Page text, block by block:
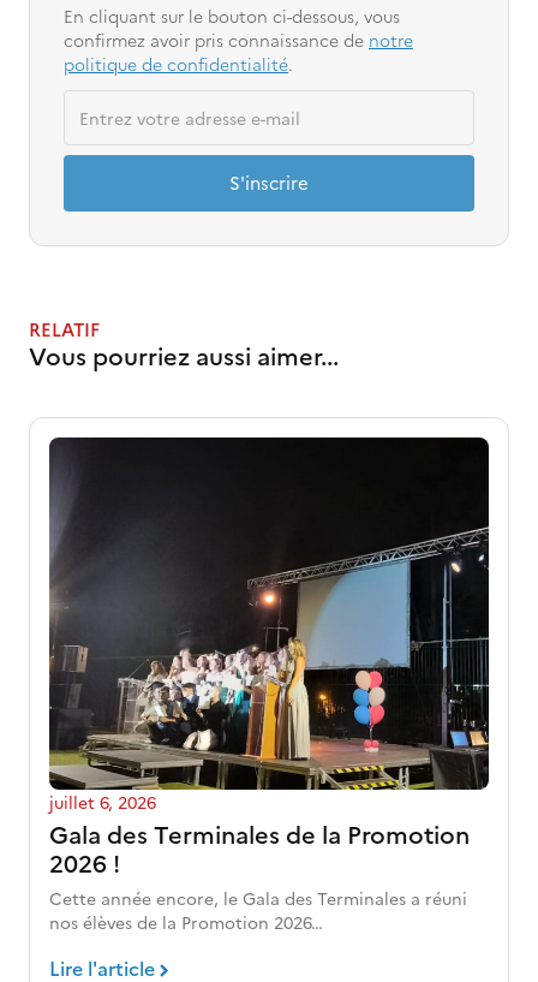
En cliquant sur le bouton ci-dessous, vous
confirmez avoir pris connaissance de notre
politique de confidentialité.
S'inscrire
RELATIF
Vous pourriez aussi aimer...
Gala des Terminales de la Promotion
2026 !
juillet 6, 2026
Cette année encore, le Gala des Terminales a réuni
nos élèves de la Promotion 2026…
Lire l'article